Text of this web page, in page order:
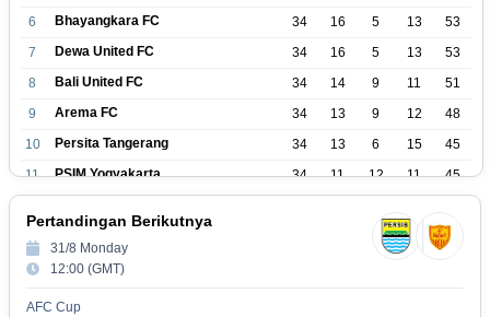
6
Bhayangkara FC 34 16 5 13
53
7
Dewa United FC 34 16 5 13
53
8
Bali United FC 34 14 9 11
51
9
Arema FC 34 13 9 12
48
10
Persita Tangerang 34 13 6 15
45
11
PSIM Yogyakarta 34 11 12 11
45
Persijap Jepara 16
36
14
Madura United FC
Pertandingan Berikutnya
31/8 Monday
12:00 (GMT)
AFC Cup